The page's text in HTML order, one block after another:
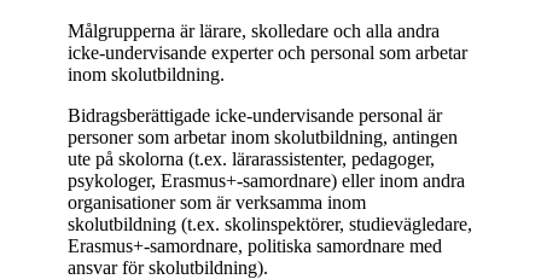
Målgrupperna är lärare, skolledare och alla andra
icke-undervisande experter och personal som arbetar
inom skolutbildning.
Bidragsberättigade icke-undervisande personal är
personer som arbetar inom skolutbildning, antingen
ute på skolorna (t.ex. lärarassistenter, pedagoger,
psykologer, Erasmus+-samordnare) eller inom andra
organisationer som är verksamma inom
skolutbildning (t.ex. skolinspektörer, studievägledare,
Erasmus+-samordnare, politiska samordnare med
ansvar för skolutbildning).